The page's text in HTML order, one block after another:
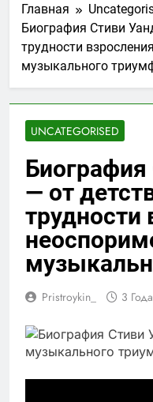
Главная
Биография Стиви
трудности
музыкального
UNCATEGORISED
— от
трудности
Pristroykin_ 3